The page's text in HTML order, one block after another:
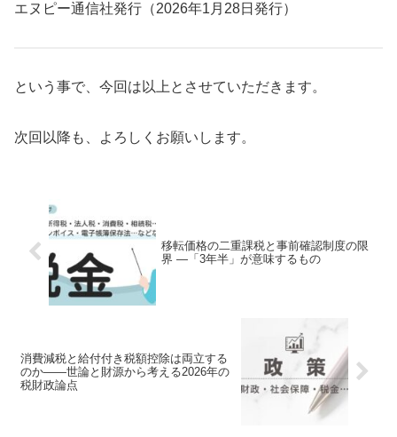
エヌピー通信社発行（2026年1月28日発行）
という事で、今回は以上とさせていただきます。
次回以降も、よろしくお願いします。
移転価格の二重課税と事前確認制度の限
界 ―「3年半」が意味するもの
消費減税と給付付き税額控除は両立する
のか――世論と財源から考える2026年の
税財政論点